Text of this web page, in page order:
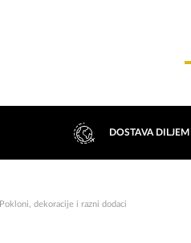
DOSTAVA
Pokloni, dekoracije i razni dodaci